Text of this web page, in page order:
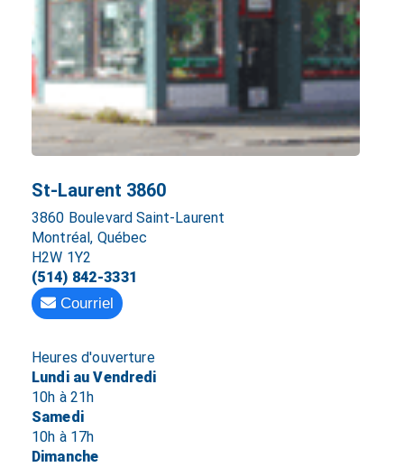
St-Laurent 3860
3860 Boulevard Saint-Laurent
Montréal, Québec
H2W 1Y2
(514) 842-3331
Courriel
Heures d'ouverture
Lundi au Vendredi
10h à 21h
Samedi
10h à 17h
Dimanche